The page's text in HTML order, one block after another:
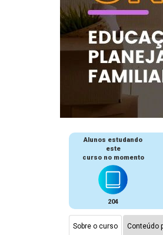
Alunos estudando
este
curso no momento
204
Sobre o curso Conteúdo